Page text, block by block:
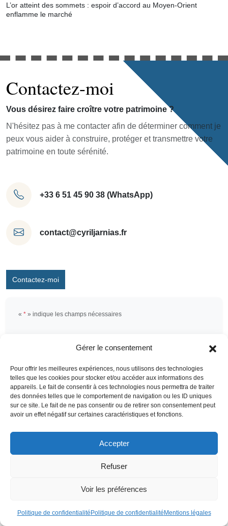
Gérer le consentement
Pour offrir les meilleures expériences, nous utilisons des technologies
telles que les cookies pour stocker et/ou accéder aux informations des
appareils. Le fait de consentir à ces technologies nous permettra de traiter
des données telles que le comportement de navigation ou les ID uniques
sur ce site. Le fait de ne pas consentir ou de retirer son consentement peut
avoir un effet négatif sur certaines caractéristiques et fonctions.
Accepter
Refuser
Voir les préférences
Politique de confidentialité Politique de confidentialité Mentions légales
L’or atteint des sommets : espoir d’accord au Moyen-Orient
enflamme le marché
Contactez-moi
Vous désirez faire croître votre patrimoine ?
N'hésitez pas à me contacter afin de déterminer comment je
peux vous aider à construire, protéger et transmettre votre
patrimoine en toute sérénité.
+33 6 51 45 90 38 (WhatsApp)
contact@cyriljarnias.fr
Contactez-moi
« * » indique les champs nécessaires
Nom*